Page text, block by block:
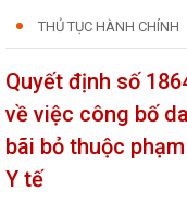
THỦ TỤC HÀNH CHÍNH
Quyết định số
về việc công bố
bãi bỏ thuộc
Y tế